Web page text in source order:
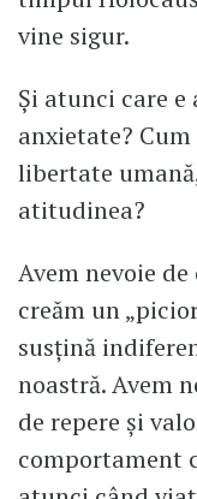
vine sigur.
Și atunci care
anxietate?
libertate
atitudinea?
Avem nevoie
creăm un
susțină
noastră. Avem
de repere și
comportament